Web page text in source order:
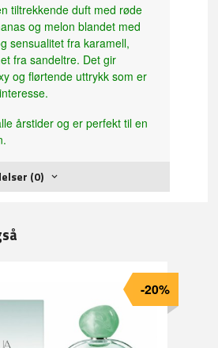
tiltrekkende duft med røde
og melon blandet med
sensualitet fra karamell,
fra sandeltre. Det gir
og flørtende uttrykk som er
årstider og er perfekt til en
(0)
-20%